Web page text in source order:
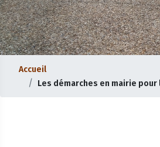
Accueil
Les démarches en mairie